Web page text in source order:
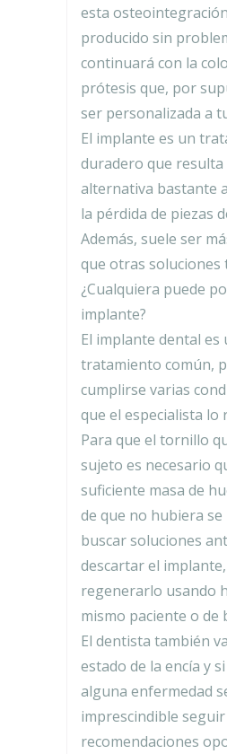
esta
producido sin
continuará con la
prótesis que, por
ser personalizada a
El implante es un
duradero que resulta
alternativa bastante
la pérdida de piezas
Además, suele ser
que otras soluciones
¿Cualquiera puede
implante?
El implante dental es
tratamiento común,
cumplirse varias
que el especialista lo
Para que el tornillo
sujeto es necesario
suficiente masa de
de que no hubiera se
buscar soluciones
descartar el
regenerarlo usando
mismo paciente o de
El dentista también
estado de la encía y
alguna enfermedad
imprescindible seguir
recomendaciones